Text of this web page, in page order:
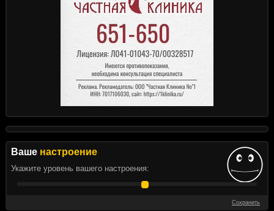
Ваше настроение
Укажите уровень вашего настроения:
Сохранить